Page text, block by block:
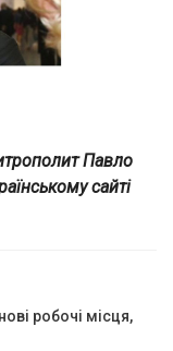
Павло
сайті
робочі місця,